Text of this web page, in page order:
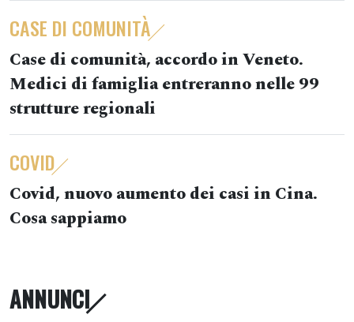
CASE DI COMUNITÀ
Case di comunità, accordo in Veneto.
Medici di famiglia entreranno nelle 99
strutture regionali
COVID
Covid, nuovo aumento dei casi in Cina.
Cosa sappiamo
ANNUNCI